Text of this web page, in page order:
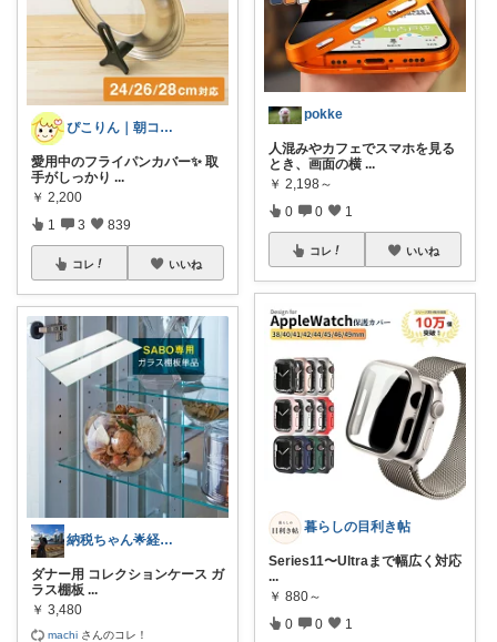
ぴこりん｜朝コレ｜良いものを長く🌿
愛用中のフライパンカバー✨ 取
手がしっかり ...
￥ 2,200
1 3 839
コレ いいね
納税ちゃん🌟経由購入★
ダナー用 コレクションケース ガ
ラス棚板 ...
￥ 3,480
machi さんのコレ！
pokke
人混みやカフェでスマホを見る
とき、画面の横 ...
￥ 2,198～
0 0 1
コレ いいね
暮らしの目利き帖
Series11〜Ultraまで幅広く対応
...
￥ 880～
0 0 1